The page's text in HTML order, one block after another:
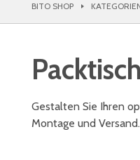
BITO SHOP
Gestalten Sie Ihren
Montage und Versand.